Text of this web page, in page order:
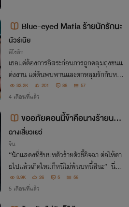
Blue-eyed Mafia ร้ายนักรักนะ
นัวร์เนีย
อีโรติก
เธอแค่ต้องการอิสระก่อนการถูกคลุมถุงชนแ
ต่งงาน แต่ดันพบพานและตกหลุมรักกับหนุ่
มหล่อสู้ชีวิต เขาหล่อและร้อยอาชีพ บางครั้ง
ก็เป็นคนขายล็อตเตอรี่ บางทีก็เปิดบาร์ริมหา
ด ขนาดบางวันยังเหมือนมาเฟีย! เอ๊ะ...
32.2K 201 86 57
4 เดือนที่แล้ว
ขออภัยตอนนี้ข้าคือนางร้ายนอก
บท
ฉางเสี่ยวเยว่
จีน
“นักแสดงที่รับบทตัวร้ายตัวขี้อิจฉา ต่อให้ตา
ยไปแล้วเกิดใหม่ก็หนีไม่พ้นบทนี้สินะ” นี่คือ
ความคิดแรกของ ‘หวังเหยียนเล่อ’ ในร่างขอ
ง ‘ฮั่วเหิงเยว่’ สตรีที่ขึ้นชื่อว่าเป็นเย่อหยิ่งที่
3.9K 26 5 56
5 เดือนที่แล้ว